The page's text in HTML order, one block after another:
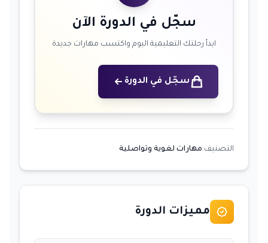
سجّل في الدورة الآن
ابدأ رحلتك التعليمية اليوم واكتسب مهارات جديدة
سجّل في الدورة
التصنيف:مهارات لغوية وتواصلية
مميزات الدورة